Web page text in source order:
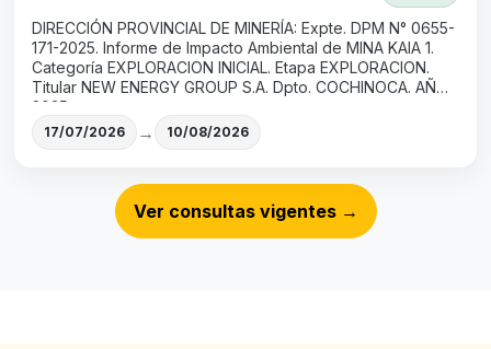
DIRECCIÓN PROVINCIAL DE MINERÍA: Expte. DPM N° 0655-
171-2025. Informe de Impacto Ambiental de MINA KAIA 1.
Categoría EXPLORACION INICIAL. Etapa EXPLORACION.
Titular NEW ENERGY GROUP S.A. Dpto. COCHINOCA. AÑO
2025.
17/07/2026 → 10/08/2026
Ver consultas vigentes →